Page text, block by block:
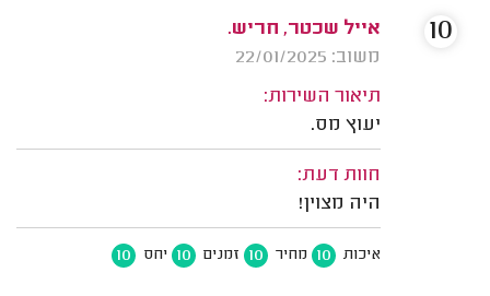
אייל שכטר, חריש.
משוב: 22/01/2025
תיאור השירות:
יעוץ מס.
חוות דעת:
היה מצוין!
איכות 10 מחיר 10 זמנים 10 יחס 10
10